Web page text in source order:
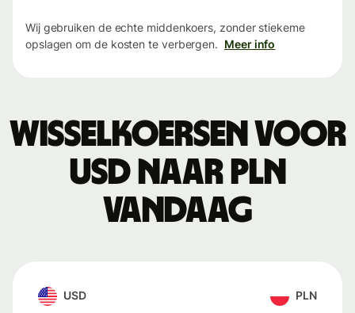
Wij gebruiken de echte middenkoers, zonder stiekeme
opslagen om de kosten te verbergen. Meer info
Wisselkoersen voor
USD naar PLN
vandaag
USD PLN